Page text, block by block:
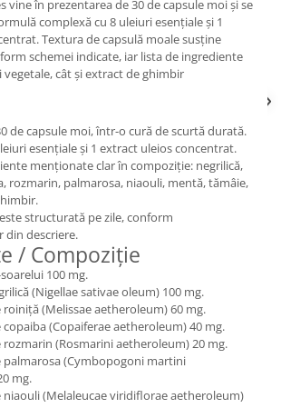
vine în prezentarea de 30 de capsule moi și se
complexă cu 8 uleiuri esențiale și 1
Textura de capsulă moale susține
schemei indicate, iar lista de ingrediente
cât și extract de ghimbir
de capsule moi, într-o cură de scurtă durată.
esențiale și 1 extract uleios concentrat.
menționate clar în compoziție: negrilică,
rozmarin, palmarosa, niaouli, mentă, tămâie,
structurată pe zile, conform
din descriere.
/ Compoziție
100 mg.
(Nigellae sativae oleum) 100 mg.
roiniță (Melissae aetheroleum) 60 mg.
copaiba (Copaiferae aetheroleum) 40 mg.
rozmarin (Rosmarini aetheroleum) 20 mg.
palmarosa (Cymbopogoni martini
mg.
niaouli (Melaleucae viridiflorae aetheroleum)